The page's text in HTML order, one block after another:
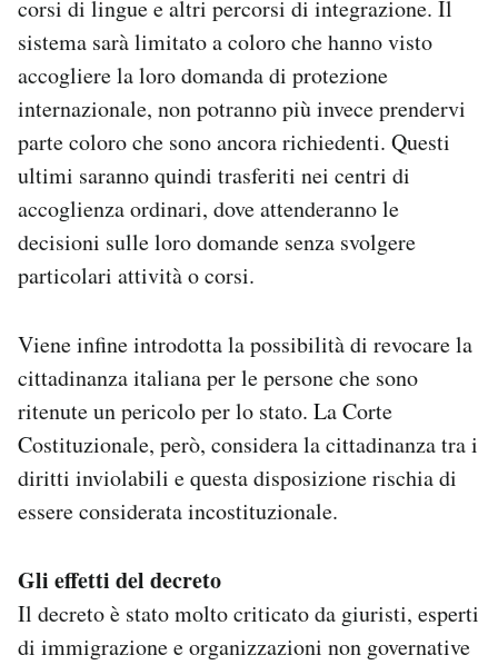
corsi di lingue e altri percorsi di integrazione. Il
sistema sarà limitato a coloro che hanno visto
accogliere la loro domanda di protezione
internazionale, non potranno più invece prendervi
parte coloro che sono ancora richiedenti. Questi
ultimi saranno quindi trasferiti nei centri di
accoglienza ordinari, dove attenderanno le
decisioni sulle loro domande senza svolgere
particolari attività o corsi.
Viene infine introdotta la possibilità di revocare la
cittadinanza italiana per le persone che sono
ritenute un pericolo per lo stato. La Corte
Costituzionale, però, considera la cittadinanza tra i
diritti inviolabili e questa disposizione rischia di
essere considerata incostituzionale.
Gli effetti del decreto
Il decreto è stato molto criticato da giuristi, esperti
di immigrazione e organizzazioni non governative